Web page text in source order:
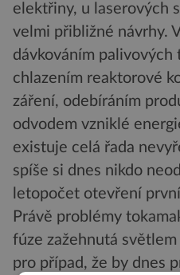
elektřiny, u laserových
velmi přibližné návrhy.
dávkováním palivových
chlazením reaktorové
záření, odebíráním
odvodem vzniklé
existuje celá řada
spíše si dnes nikdo
letopočet otevření
Právě problémy
fúze zažehnutá
pro případ, že by dnes